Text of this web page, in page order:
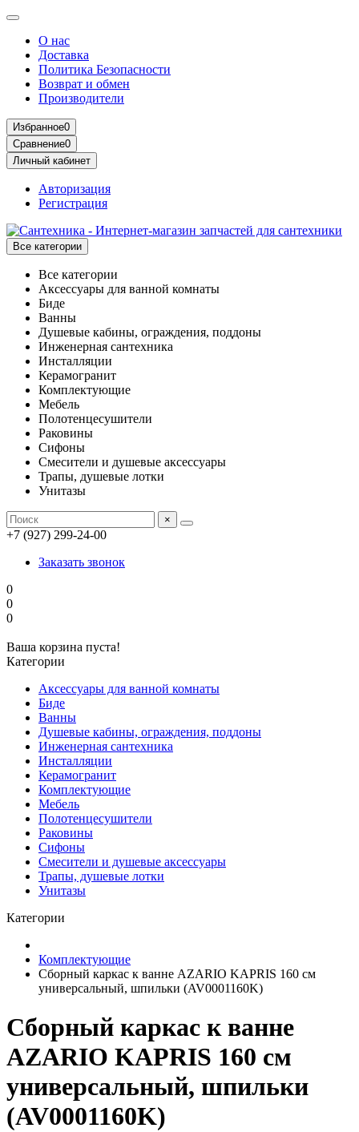
О нас
Доставка
Политика Безопасности
Возврат и обмен
Производители
Избранное0
Сравнение0
Личный кабинет
Авторизация
Регистрация
Все категории
Все категории
Аксессуары для ванной комнаты
Биде
Ванны
Душевые кабины, ограждения, поддоны
Инженерная сантехника
Инсталляции
Керамогранит
Комплектующие
Мебель
Полотенцесушители
Раковины
Сифоны
Смесители и душевые аксессуары
Трапы, душевые лотки
Унитазы
×
+7 (927) 299-24-00
Заказать звонок
0
0
0
Ваша корзина пуста!
Категории
Аксессуары для ванной комнаты
Биде
Ванны
Душевые кабины, ограждения, поддоны
Инженерная сантехника
Инсталляции
Керамогранит
Комплектующие
Мебель
Полотенцесушители
Раковины
Сифоны
Смесители и душевые аксессуары
Трапы, душевые лотки
Унитазы
Категории
Комплектующие
Сборный каркас к ванне AZARIO KAPRIS 160 см
универсальный, шпильки (AV0001160K)
Сборный каркас к ванне
AZARIO KAPRIS 160 см
универсальный, шпильки
(AV0001160K)